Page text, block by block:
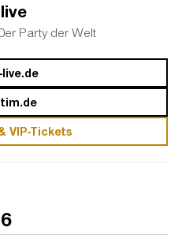
Party der Welt
VIP-Tickets